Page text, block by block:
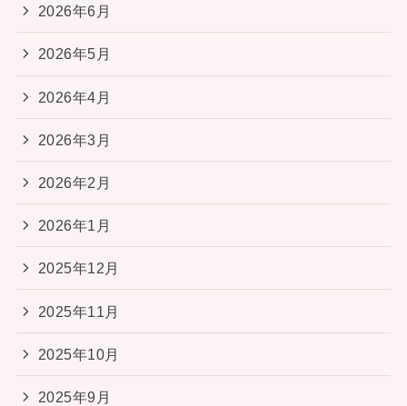
2026年6月
2026年5月
2026年4月
2026年3月
2026年2月
2026年1月
2025年12月
2025年11月
2025年10月
2025年9月